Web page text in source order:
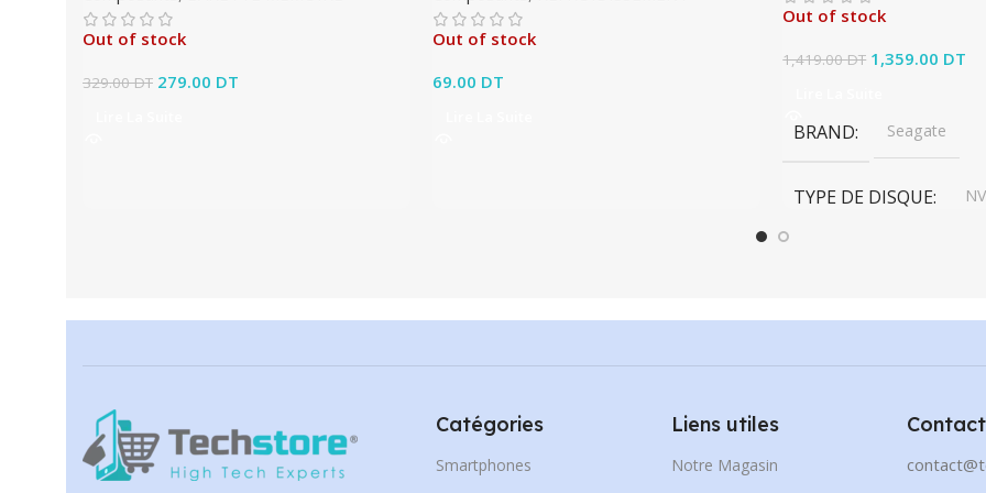
Out of stock
329.00DT Le prix initial était : 329.00 DT.
279.00 DT
Out of stock
69.00 DT
Out of stock
1,419.00DT Le prix initial
1,359.00 DT
BRAND Seagate
TYPE DE DISQUE
Catégories
Smartphones
Liens utiles
Notre Magasin